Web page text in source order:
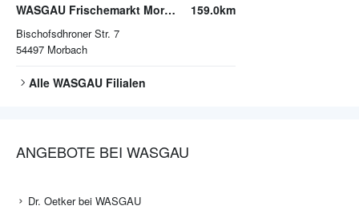
WASGAU Frischemarkt Morbach
Bischofsdhroner Str. 7
54497 Morbach
159.0km
Alle WASGAU Filialen
ANGEBOTE BEI WASGAU
Dr. Oetker bei WASGAU